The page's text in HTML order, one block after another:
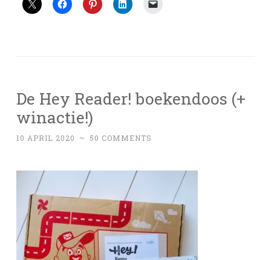
De Hey Reader! boekendoos (+
winactie!)
10 APRIL 2020 ~ 50 COMMENTS